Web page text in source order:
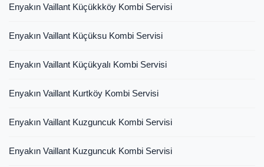
Enyakın Vaillant Küçükkköy Kombi Servisi
Enyakın Vaillant Küçüksu Kombi Servisi
Enyakın Vaillant Küçükyalı Kombi Servisi
Enyakın Vaillant Kurtköy Kombi Servisi
Enyakın Vaillant Kuzguncuk Kombi Servisi
Enyakın Vaillant Kuzguncuk Kombi Servisi